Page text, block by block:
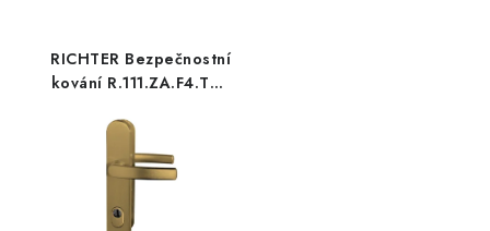
RICHTER Bezpečnostní
kování R.111.ZA.F4.TB3